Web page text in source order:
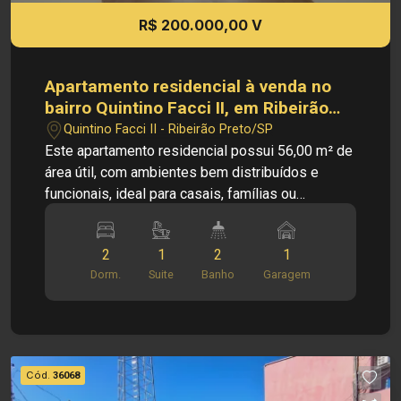
Investimento de Venda: R$ 170.000,00 Obs: A
imobiliária se reserva ao direito de alterar
dados e disponibilidade de seus imóveis, sem
aviso prévio.
R$ 200.000,00 V
Apartamento residencial à venda no
bairro Quintino Facci II, em Ribeirão
Preto/SP.
Quintino Facci II - Ribeirão Preto/SP
Este apartamento residencial possui 56,00 m² de
área útil, com ambientes bem distribuídos e
funcionais, ideal para casais, famílias ou
estar, sala de jantar, cozinha, 2 quartos e área de
serviço, oferecendo um espaço aconchegante e
confortável para o dia a dia. PRINCIPAIS
INFORMAÇÕES DO IMÓVEL: - Sala; - Sala de
garagem. DIMENSÕES: - 56m² de área útil.
LOCALIZAÇÃO PRIVILEGIADA: O Quintino Facci II
2
Dorm.
1
Suite
2
Banho
1
Garagem
Cód. 36068